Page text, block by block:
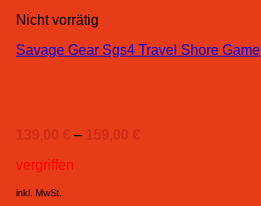
Nicht vorrätig
Savage Gear Sgs4 Travel Shore Game
139,00 € – 159,00 €
vergriffen
inkl. MwSt.